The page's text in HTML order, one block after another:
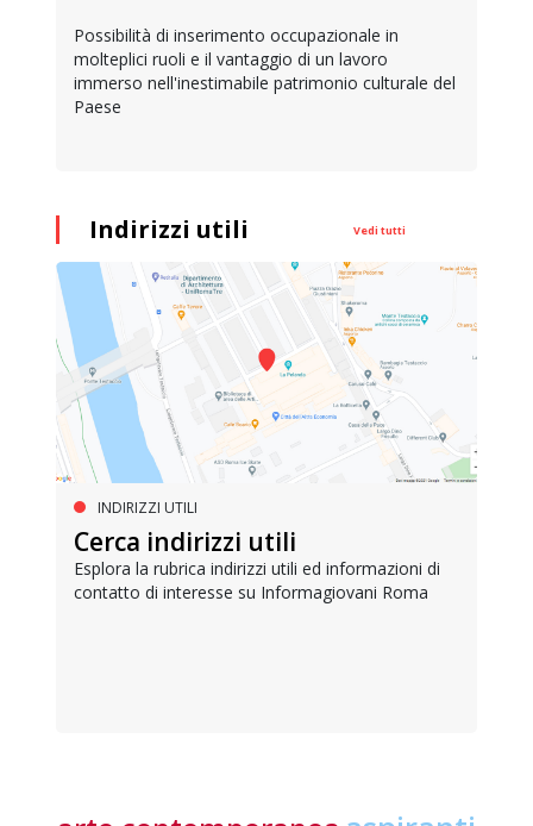
Possibilità di inserimento occupazionale in
molteplici ruoli e il vantaggio di un lavoro
immerso nell'inestimabile patrimonio culturale del
Paese
Indirizzi utili Vedi tutti
INDIRIZZI UTILI
Cerca indirizzi utili
Esplora la rubrica indirizzi utili ed informazioni di
contatto di interesse su Informagiovani Roma